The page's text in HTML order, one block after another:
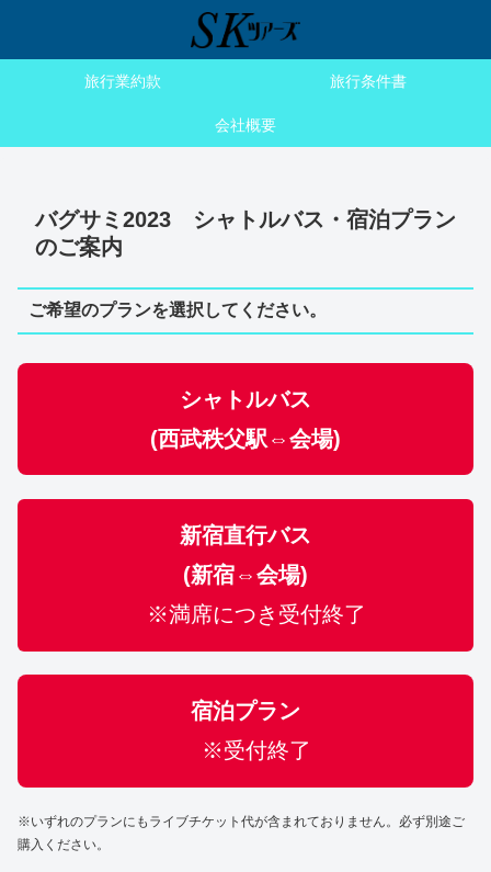
旅行業約款 旅行条件書
会社概要
バグサミ2023 シャトルバス・宿泊プラン
のご案内
ご希望のプランを選択してください。
シャトルバス
(西武秩父駅⇔会場)
新宿直行バス
(新宿⇔会場)
※満席につき受付終了
宿泊プラン
※受付終了
※いずれのプランにもライブチケット代が含まれておりません。必ず別途ご
購入ください。